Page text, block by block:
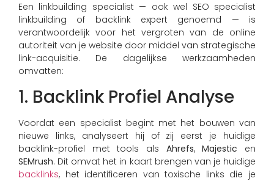
Een linkbuilding specialist — ook wel SEO specialist
linkbuilding of backlink expert genoemd — is
verantwoordelijk voor het vergroten van de online
autoriteit van je website door middel van strategische
link-acquisitie. De dagelijkse werkzaamheden
omvatten:
1. Backlink Profiel Analyse
Voordat een specialist begint met het bouwen van
nieuwe links, analyseert hij of zij eerst je huidige
backlink-profiel met tools als Ahrefs,Majestic en
SEMrush. Dit omvat het in kaart brengen van je huidige
backlinks, het identificeren van toxische links die je